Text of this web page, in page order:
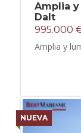
Amplia
Dalt
995.000
Amplia y
NUEVA